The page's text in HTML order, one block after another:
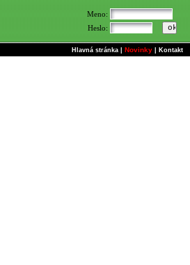
Meno:
Heslo:
Hlavná stránka Novinky Kontakt